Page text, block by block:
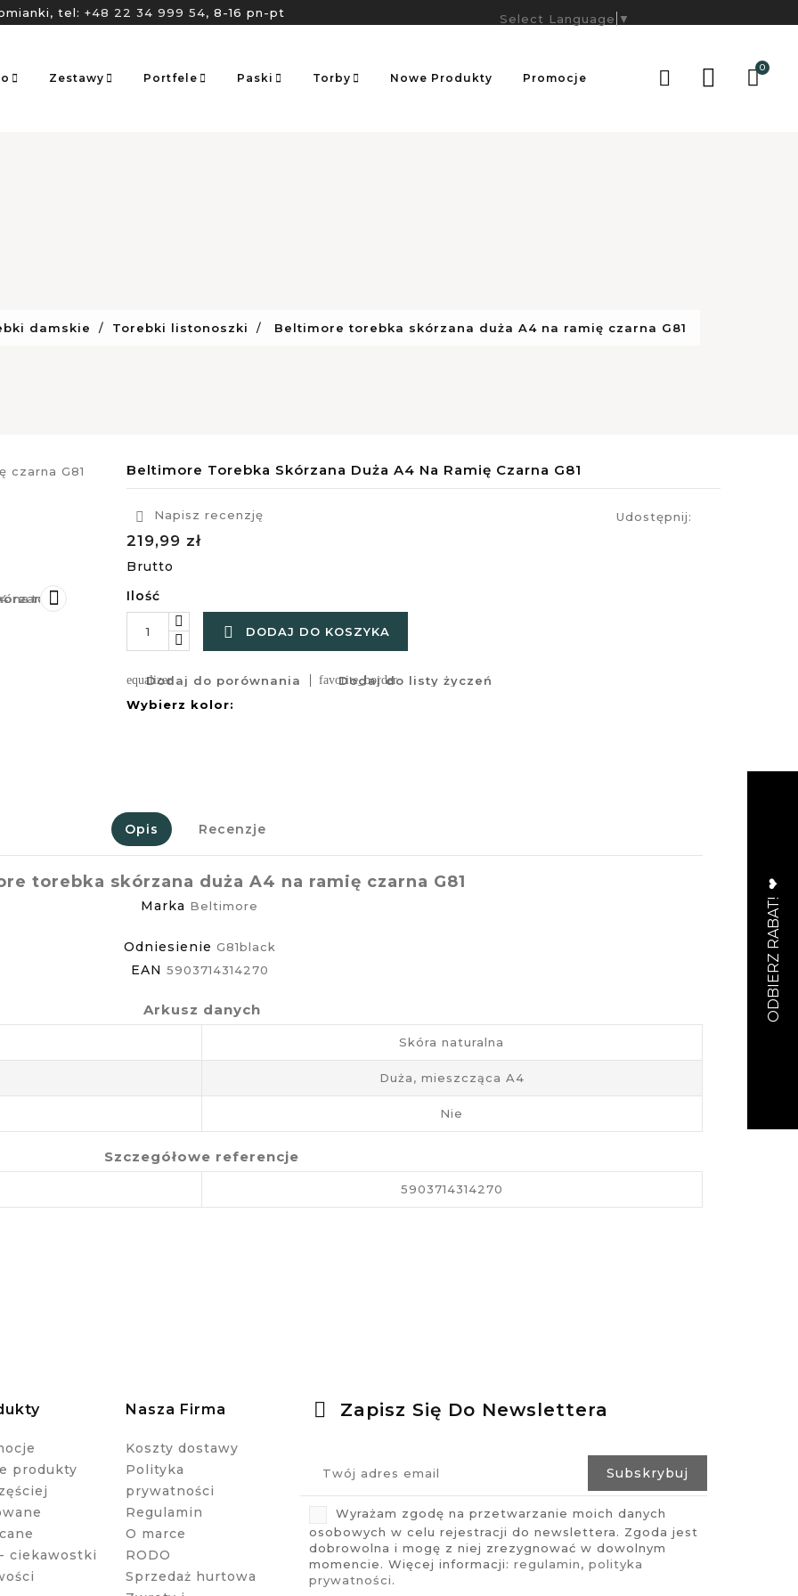
tel: +48 22 34 999 54, 8-16 pn-pt
0

Zestawy Portfele Paski Torby Nowe Produkty Promocje
Select Language ▼
damskie Torebki listonoszki Beltimore torebka skórzana duża A4 na ramię czarna G81

Beltimore Torebka Skórzana Duża A4 Na Ramię Czarna G81
 Napisz recenzję Udostępnij:
219,99 zł
Brutto
Ilość
 DODAJ DO KOSZYKA
equalizer
Dodaj do porównania favorite_border
Dodaj do listy życzeń
Wybierz kolor:
Opis Recenzje
torebka skórzana duża A4 na ramię czarna G81
Marka Beltimore
Odniesienie G81black
EAN 5903714314270
Arkusz danych
Skóra naturalna
Duża, mieszcząca A4
Nie
Szczegółowe referencje
5903714314270
Zapisz Się Do Newslettera
Wyrażam zgodę na przetwarzanie moich danych
osobowych w celu rejestracji do newslettera. Zgoda jest
dobrowolna i mogę z niej zrezygnować w dowolnym
momencie. Więcej informacji: regulamin, polityka
prywatności.
produkty
ciekawostki
Nasza Firma
Koszty dostawy
Polityka
prywatności
Regulamin
O marce
RODO
Sprzedaż hurtowa